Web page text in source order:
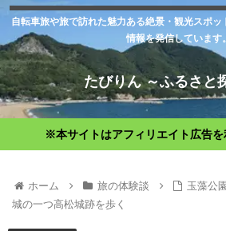
自転車旅や旅で訪れた魅力ある絶景・観光スポ
情報を発信しています。
たびりん ～ふるさと
※本サイトはアフィリエイト広告を
ホーム 旅の体験談
玉藻公
城の一つ高松城跡を歩く